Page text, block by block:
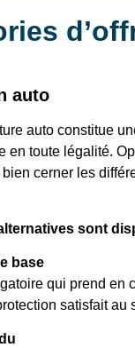
auto
auto constitue
en toute légalité.
cerner les
sont
base
qui prend en
satisfait au